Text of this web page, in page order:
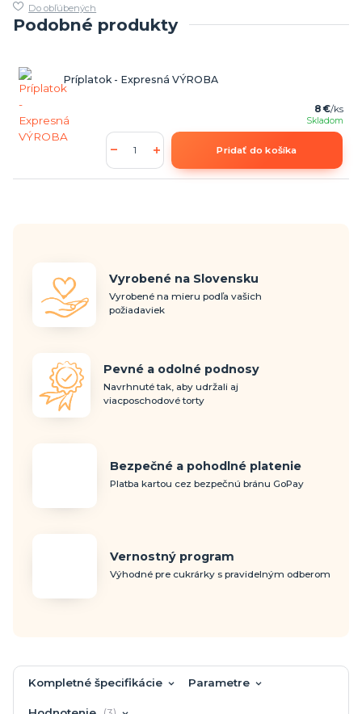
Do obľúbených
Podobné produkty
Príplatok - Expresná VÝROBA
8 €/ks
Skladom
Pridať do košíka
Vyrobené na Slovensku
Vyrobené na mieru podľa vašich
požiadaviek
Pevné a odolné podnosy
Navrhnuté tak, aby udržali aj
viacposchodové torty
Bezpečné a pohodlné platenie
Platba kartou cez bezpečnú bránu GoPay
Vernostný program
Výhodné pre cukrárky s pravidelným odberom
Kompletné špecifikácie Parametre